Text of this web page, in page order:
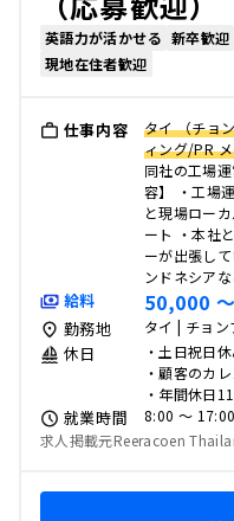
英語力が活かせる 新卒歓迎
現地在住者歓迎
仕事内容
タイ （チョ
ィング/PR
同社の工場
容】 ・工場
と現場ロー
ート ・本社
ーが出張し
ンドネシア
給料 50,000
勤務地 タイ | チョン
休日
・土日祝日
・顧客のカ
・年間休日
就業時間
8:00 〜 17:00
求人掲載元Reeracoen